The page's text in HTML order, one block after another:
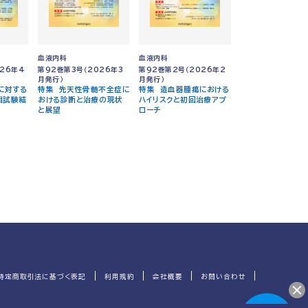
年4
対する
試験結
血液内科
第92巻第3号（2026年3
月発行）
特集 先天性骨髄不全症に
おける診断と治療の現状
と展望
血液内科
第92巻第2号（2026年2
月発行）
特集 造血器腫瘍における
ハイリスクと初回治療アプ
ローチ
定商取引法に基づく表記 利用規約 会社概要 お問い合わせ